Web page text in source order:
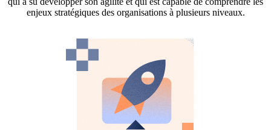
enjeux stratégiques des organisations à plusieurs niveaux.